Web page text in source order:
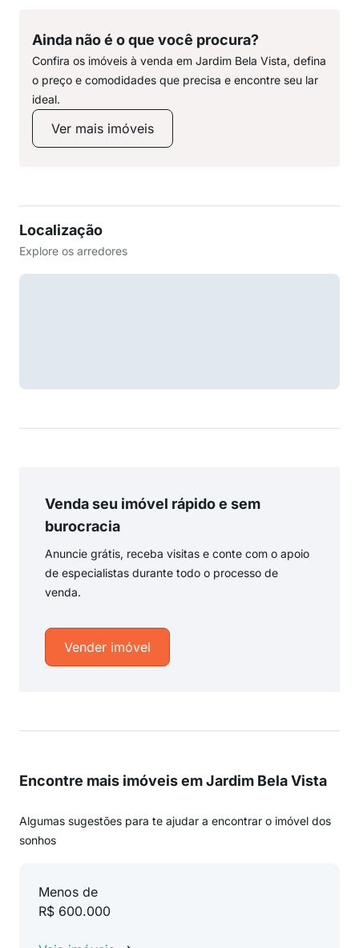
Ainda não é o que você procura?
Confira os imóveis à venda em Jardim Bela Vista, defina
o preço e comodidades que precisa e encontre seu lar
ideal.
Ver mais imóveis
Localização
Explore os arredores
Venda seu imóvel rápido e sem
burocracia
Anuncie grátis, receba visitas e conte com o apoio
de especialistas durante todo o processo de
venda.
Vender imóvel
Encontre mais imóveis em Jardim Bela Vista
Algumas sugestões para te ajudar a encontrar o imóvel dos
sonhos
Menos de
R$ 600.000